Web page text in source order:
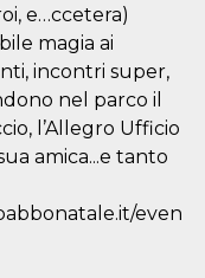
e…ccetera)
magia ai
incontri super,
nel parco il
l’Allegro Ufficio
amica...e tanto
even
properly.